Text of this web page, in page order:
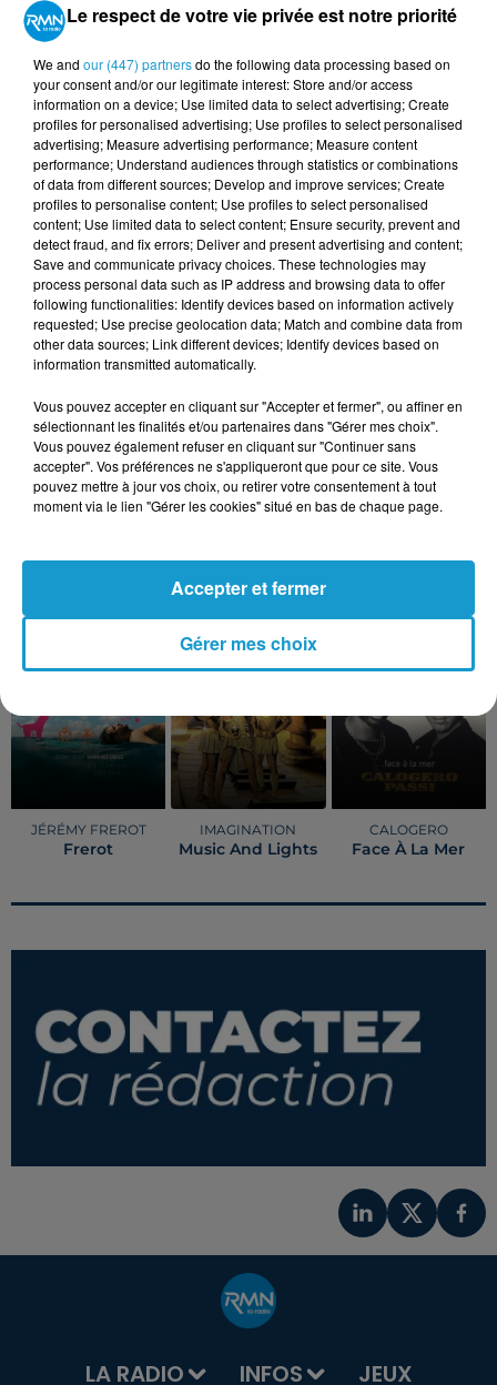
par Keanu Reeves.Ballerinase déroule entre
les événements du troisième et quatrième
film.
De l’univers de John Wick : Ballerina, sort en
salles dès mercredi 4 juin 2025.
Cet élément est masqué compte-tenu du refus
du dépôt de cookies que vous avez exprimé. Si
vous souhaitez l'afficher, merci de nous donner
votre accord en cliquant sur le bouton ci-
dessous.
Publié : 3 juin 2025 à 10h05 par
Margot DOUÉTIL
TITRES DIFFUSÉS
JÉRÉMY FREROT
Frerot
IMAGINATION
Music And Lights
CALOGERO
Face À La Mer
LA RADIO INFOS JEUX
Le respect de votre vie privée est notre priorité
We and our (447) partnersdo the following data processing based on
your consent and/or our legitimate interest: Store and/or access
information on a device; Use limited data to select advertising; Create
profiles for personalised advertising; Use profiles to select personalised
advertising; Measure advertising performance; Measure content
performance; Understand audiences through statistics or combinations
of data from different sources; Develop and improve services; Create
profiles to personalise content; Use profiles to select personalised
content; Use limited data to select content; Ensure security, prevent and
detect fraud, and fix errors; Deliver and present advertising and content;
Save and communicate privacy choices. These technologies may
process personal data such as IP address and browsing data to offer
following functionalities: Identify devices based on information actively
requested; Use precise geolocation data; Match and combine data from
other data sources; Link different devices; Identify devices based on
information transmitted automatically.
Vous pouvez accepter en cliquant sur "Accepter et fermer", ou affiner en
sélectionnant les finalités et/ou partenaires dans "Gérer mes choix".
Vous pouvez également refuser en cliquant sur "Continuer sans
accepter". Vos préférences ne s'appliqueront que pour ce site. Vous
pouvez mettre à jour vos choix, ou retirer votre consentement à tout
moment via le lien "Gérer les cookies" situé en bas de chaque page.
Gérer mes choix
Accepter et fermer